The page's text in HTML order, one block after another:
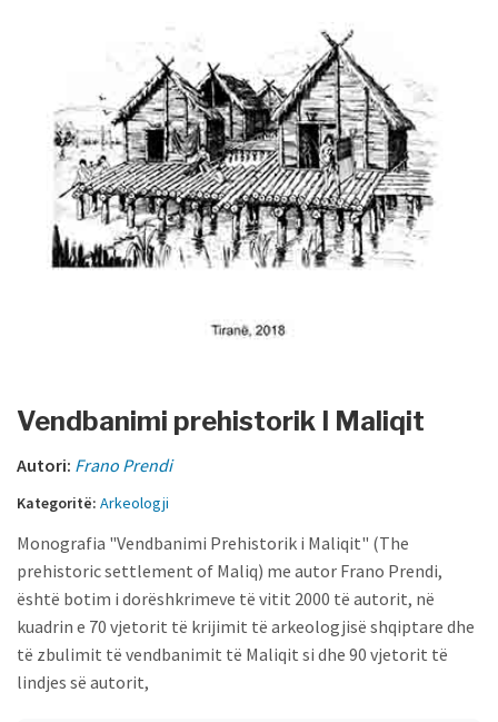
Vendbanimi prehistorik I Maliqit
Autori: Frano Prendi
Kategoritë: Arkeologji
Monografia "Vendbanimi Prehistorik i Maliqit" (The
prehistoric settlement of Maliq) me autor Frano Prendi,
është botim i dorëshkrimeve të vitit 2000 të autorit, në
kuadrin e 70 vjetorit të krijimit të arkeologjisë shqiptare dhe
të zbulimit të vendbanimit të Maliqit si dhe 90 vjetorit të
lindjes së autorit,